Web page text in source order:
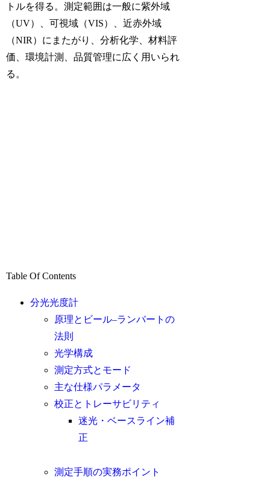
トルを得る。測定範囲は一般に紫外域
（UV）、可視域（VIS）、近赤外域
（NIR）にまたがり、分析化学、材料評
価、環境計測、品質管理に広く用いられ
る。
Table Of Contents
分光光度計
原理とビール–ランバートの
法則
光学構成
測定方式とモード
主な仕様パラメータ
校正とトレーサビリティ
迷光・ベースライン補
正
測定手順の実務ポイント